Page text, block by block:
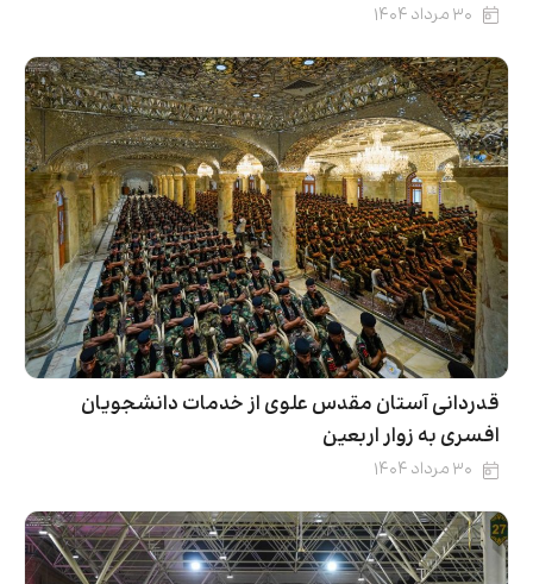
۳۰ مرداد ۱۴۰۴
قدردانی آستان مقدس علوی از خدمات دانشجویان
افسری به زوار اربعین
۳۰ مرداد ۱۴۰۴